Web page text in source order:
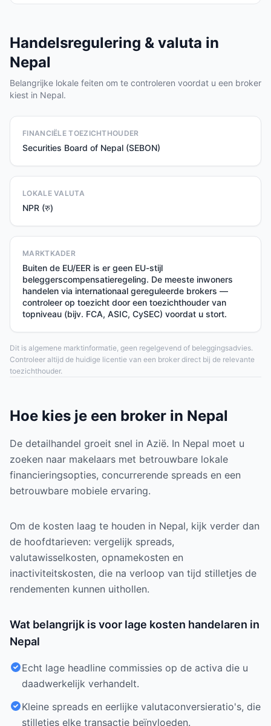
Handelsregulering & valuta in
Nepal
Belangrijke lokale feiten om te controleren voordat u een broker
kiest in Nepal.
FINANCIËLE TOEZICHTHOUDER
Securities Board of Nepal (SEBON)
LOKALE VALUTA
NPR (रु)
MARKTKADER
Buiten de EU/EER is er geen EU-stijl
beleggerscompensatieregeling. De meeste inwoners
handelen via internationaal gereguleerde brokers —
controleer op toezicht door een toezichthouder van
topniveau (bijv. FCA, ASIC, CySEC) voordat u stort.
Dit is algemene marktinformatie, geen regelgevend of beleggingsadvies.
Controleer altijd de huidige licentie van een broker direct bij de relevante
toezichthouder.
Hoe kies je een broker in Nepal
De detailhandel groeit snel in Azië. In Nepal moet u
zoeken naar makelaars met betrouwbare lokale
financieringsopties, concurrerende spreads en een
betrouwbare mobiele ervaring.
Om de kosten laag te houden in Nepal, kijk verder dan
de hoofdtarieven: vergelijk spreads,
valutawisselkosten, opnamekosten en
inactiviteitskosten, die na verloop van tijd stilletjes de
rendementen kunnen uithollen.
Wat belangrijk is voor lage kosten handelaren in
Nepal
Echt lage headline commissies op de activa die u
daadwerkelijk verhandelt.
Kleine spreads en eerlijke valutaconversieratio's, die
stilletjes elke transactie beïnvloeden.